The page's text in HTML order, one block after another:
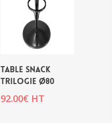
Table snack
TRILOGIE Ø80
92.00€ HT